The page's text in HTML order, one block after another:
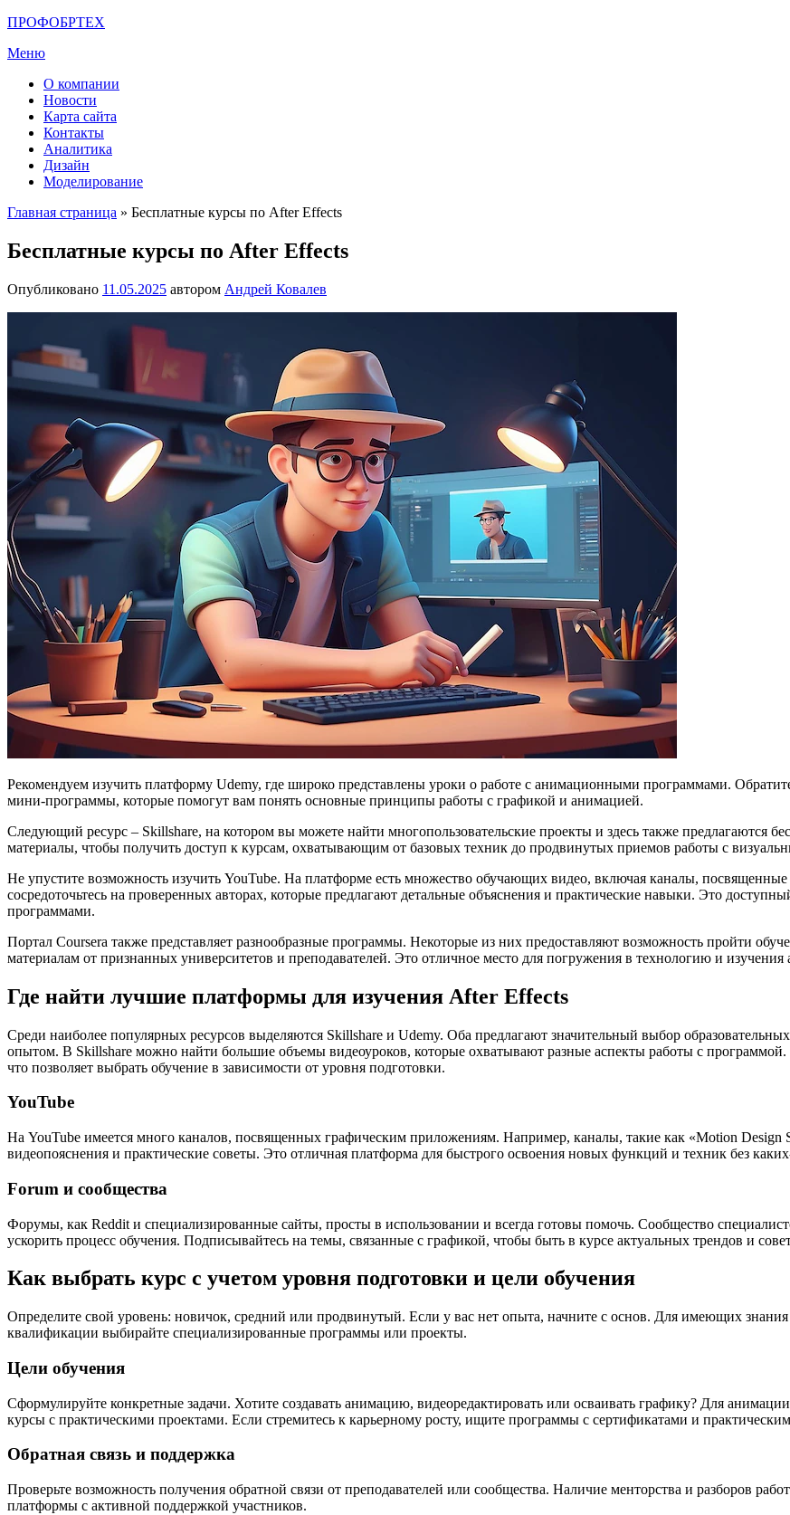
Перейти
содержимому
ПРОФОБРТЕХ
Меню
О компании
Новости
Карта сайта
Контакты
Аналитика
Дизайн
Моделирование
Главная страница » Бесплатные курсы по After Effects
Бесплатные курсы по After Effects
Опубликовано 11.05.2025 автором Андрей Ковалев
Рекомендуем изучить платформу Udemy, где широко представлены уроки о работе с анимационными программами.
мини-программы, которые помогут вам понять основные принципы работы с графикой и анимацией.
Следующий ресурс – Skillshare, на котором вы можете найти многопользовательские проекты и здесь также предлагаются
материалы, чтобы получить доступ к курсам, охватывающим от базовых техник до продвинутых приемов работы с
Не упустите возможность изучить YouTube. На платформе есть множество обучающих видео, включая каналы,
сосредоточьтесь на проверенных авторах, которые предлагают детальные объяснения и практические навыки. Это
программами.
Портал Coursera также представляет разнообразные программы. Некоторые из них предоставляют возможность пройти
материалам от признанных университетов и преподавателей. Это отличное место для погружения в технологию и
Где найти лучшие платформы для изучения After Effects
Среди наиболее популярных ресурсов выделяются Skillshare и Udemy. Оба предлагают значительный выбор
опытом. В Skillshare можно найти большие объемы видеоуроков, которые охватывают разные аспекты работы с
что позволяет выбрать обучение в зависимости от уровня подготовки.
YouTube
На YouTube имеется много каналов, посвященных графическим приложениям. Например, каналы, такие как «Motion Design
видеопояснения и практические советы. Это отличная платформа для быстрого освоения новых функций и техник без
Forum и сообщества
Форумы, как Reddit и специализированные сайты, просты в использовании и всегда готовы помочь. Сообщество
ускорить процесс обучения. Подписывайтесь на темы, связанные с графикой, чтобы быть в курсе актуальных трендов и
Как выбрать курс с учетом уровня подготовки и цели обучения
Определите свой уровень: новичок, средний или продвинутый. Если у вас нет опыта, начните с основ. Для имеющих
квалификации выбирайте специализированные программы или проекты.
Цели обучения
Сформулируйте конкретные задачи. Хотите создавать анимацию, видеоредактировать или осваивать графику? Для
курсы с практическими проектами. Если стремитесь к карьерному росту, ищите программы с сертификатами и
Обратная связь и поддержка
Проверьте возможность получения обратной связи от преподавателей или сообщества. Наличие менторства и разборов
платформы с активной поддержкой участников.